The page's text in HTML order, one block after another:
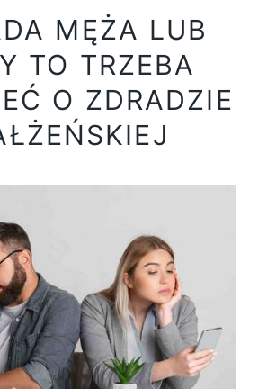
MĘŻA LUB
TO TRZEBA
O ZDRADZIE